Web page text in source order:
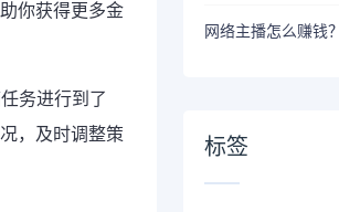
你获得更多金
务进行到了
，及时调整策
网络主播怎么赚钱？
标签